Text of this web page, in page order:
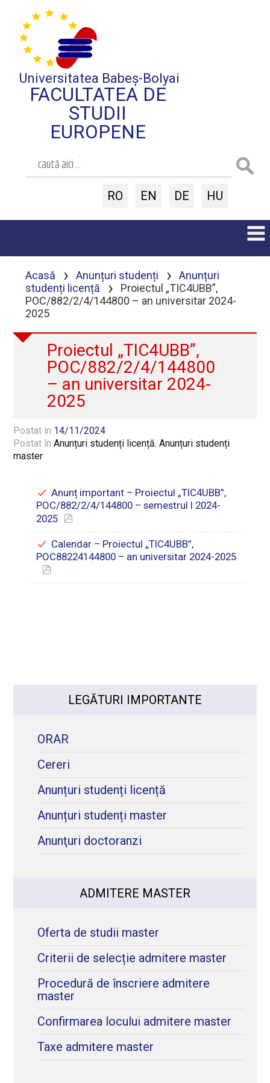
Universitatea Babeș-Bolyai
FACULTATEA DE
STUDII
EUROPENE
RO EN DE HU
Acasă › Anunțuri studenți ›
Anunțuri
studenți licență
›
Proiectul „TIC4UBB”,
POC/882/2/4/144800 – an universitar 2024-
2025
Proiectul „TIC4UBB”,
POC/882/2/4/144800
– an universitar 2024-
2025
Postat în 14/11/2024
Postat înAnunțuri studenți licență,Anunțuri studenți
master
Anunț important – Proiectul „TIC4UBB”,
POC/882/2/4/144800 – semestrul I 2024-
2025
Calendar – Proiectul „TIC4UBB”,
POC88224144800 – an universitar 2024-2025
LEGĂTURI IMPORTANTE
ORAR
Cereri
Anunțuri studenți licență
Anunțuri studenți master
Anunţuri doctoranzi
ADMITERE MASTER
Oferta de studii master
Criterii de selecție admitere master
Procedură de înscriere admitere
master
Confirmarea locului admitere master
Taxe admitere master